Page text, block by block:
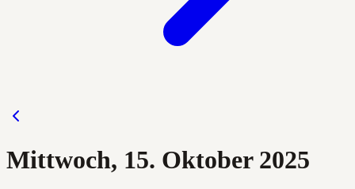
Mittwoch, 15. Oktober 2025